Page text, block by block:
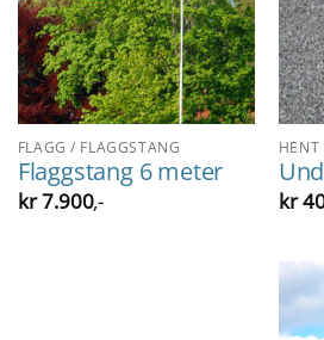
FLAGG / FLAGGSTANG
Flaggstang 6 meter
kr7.900,-
HENT
kr